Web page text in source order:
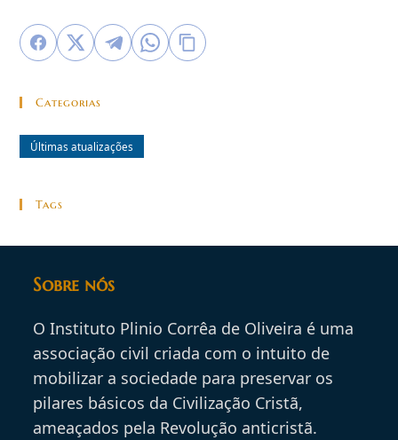
Categorias
Últimas atualizações
Tags
Sobre nós
O Instituto Plinio Corrêa de Oliveira é uma
associação civil criada com o intuito de
mobilizar a sociedade para preservar os
pilares básicos da Civilização Cristã,
ameaçados pela Revolução anticristã.